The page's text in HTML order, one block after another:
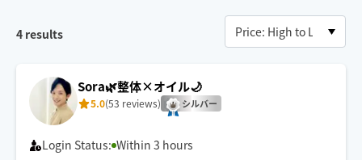
4 results
Sora🌿整体×オイル🌙
5.0(53 reviews) シルバー
Login Status: Within 3 hours